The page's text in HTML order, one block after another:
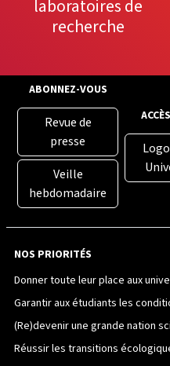
laboratoires de
recherche
ABONNEZ-VOUS
Revue de
presse
Veille
hebdomadaire
NOS PRIORITÉS
Donner toute leur place aux
Garantir aux étudiants les
(Re)devenir une grande nation
Réussir les transitions